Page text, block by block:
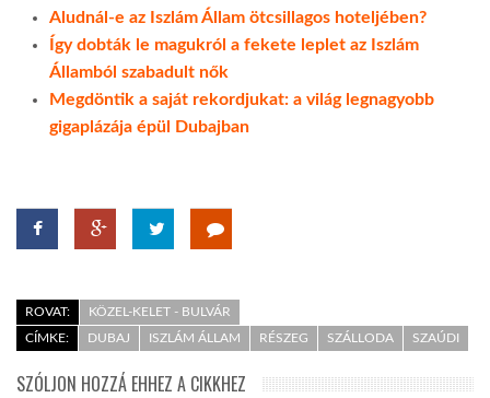
Aludnál-e az Iszlám Állam ötcsillagos hoteljében?
Így dobták le magukról a fekete leplet az Iszlám
Államból szabadult nők
Megdöntik a saját rekordjukat: a világ legnagyobb
gigaplázája épül Dubajban
ROVAT:
KÖZEL-KELET - BULVÁR
CÍMKE:
DUBAJ ISZLÁM ÁLLAM RÉSZEG SZÁLLODA SZAÚDI
SZÓLJON HOZZÁ EHHEZ A CIKKHEZ